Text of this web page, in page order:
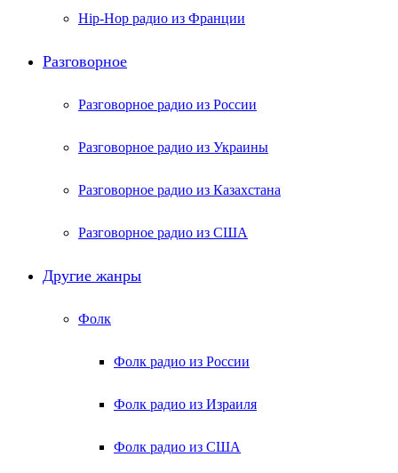
Hip-Hop радио из Франции
Разговорное
Разговорное радио из России
Разговорное радио из Украины
Разговорное радио из Казахстана
Разговорное радио из США
Другие жанры
Фолк
Фолк радио из России
Фолк радио из Израиля
Фолк радио из США